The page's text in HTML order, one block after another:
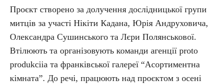
Проєкт створено за долучення дослідницької групи
митців за участі Нікіти Кадана, Юрія Андруховича,
Олександра Сушинського та Лєри Полянськової.
Втілюють та організовують команди агенції proto
produkciia та франківської галереї “Асортиментна
кімната”. До речі, працюють над проєктом з осені